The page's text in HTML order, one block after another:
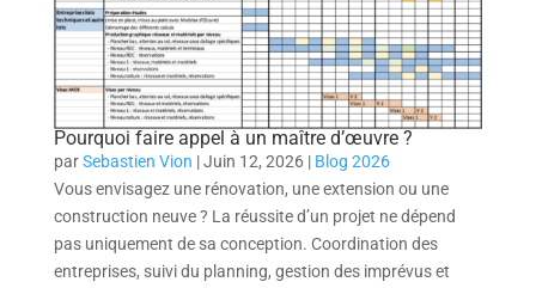
Pourquoi faire appel à un maître d’œuvre ?
parSebastien Vion |Juin 12, 2026| Blog 2026
Vous envisagez une rénovation, une extension ou une
construction neuve ? La réussite d’un projet ne dépend
pas uniquement de sa conception. Coordination des
entreprises, suivi du planning, gestion des imprévus et